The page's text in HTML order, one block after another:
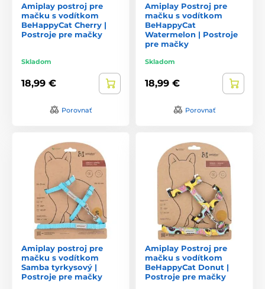
Amiplay postroj pre
mačku s vodítkom
BeHappyCat Cherry |
Postroje pre mačky
Skladom
18,99 €
Porovnať
Amiplay Postroj pre
mačku s vodítkom
BeHappyCat
Watermelon | Postroje
pre mačky
Skladom
18,99 €
Porovnať
Amiplay postroj pre
mačku s vodítkom
Samba tyrkysový |
Postroje pre mačky
Amiplay Postroj pre
mačku s vodítkom
BeHappyCat Donut |
Postroje pre mačky